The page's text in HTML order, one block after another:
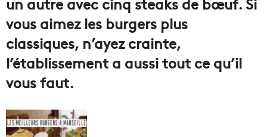
vous aimez les burgers plus
classiques, n’ayez crainte,
l’établissement a aussi tout ce qu’il
vous faut.